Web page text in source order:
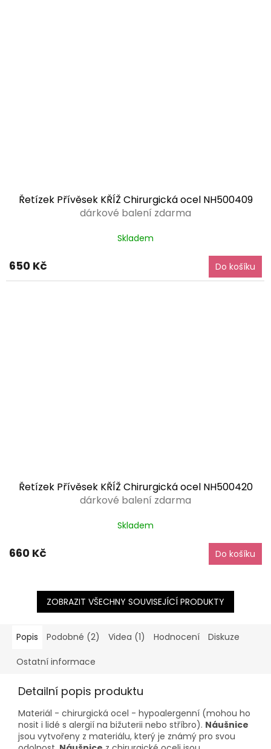
Řetízek Přívěsek KŘÍŽ Chirurgická ocel NH500409
dárkové balení zdarma
Skladem
650 Kč Do košíku
Řetízek Přívěsek KŘÍŽ Chirurgická ocel NH500420
dárkové balení zdarma
Skladem
660 Kč Do košíku
ZOBRAZIT VŠECHNY SOUVISEJÍCÍ PRODUKTY
Popis Podobné (2) Videa (1) Hodnocení Diskuze
Ostatní informace
Detailní popis produktu
Materiál - chirurgická ocel - hypoalergenní (mohou ho
nosit i lidé s alergií na bižuterii nebo stříbro). Náušnice
jsou vytvořeny z materiálu, který je známý pro svou